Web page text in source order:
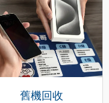
舊機回收